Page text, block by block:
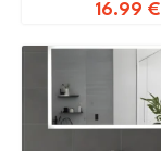
16.99 €